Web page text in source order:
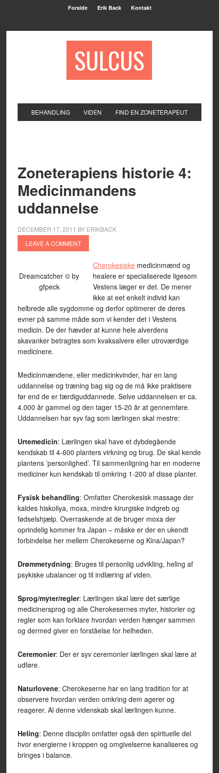
Forside Erik Back Kontakt
SULCUS
BEHANDLING VIDEN FIND EN ZONETERAPEUT
Zoneterapiens historie 4:
Medicinmandens
uddannelse
DECEMBER 17, 2011 BY ERIKBACK
LEAVE A COMMENT
Dreamcatcher © by
gfpeck
Cherokesiske medicinmænd og
healere er specialiserede ligesom
Vestens læger er det. De mener
ikke at eet enkelt individ kan
helbrede alle sygdomme og derfor optimerer de deres
evner på samme måde som vi kender det i Vestens
medicin. De der hævder at kunne hele alverdens
skavanker betragtes som kvaksalvere eller utroværdige
medicinere.
Medicinmændene, eller medicinkvinder, har en lang
uddannelse og træning bag sig og de må ikke praktisere
før end de er færdiguddannede. Selve uddannelsen er ca.
4.000 år gammel og den tager 15-20 år at gennemføre.
Uddannelsen har syv fag som lærlingen skal mestre:
Urtemedicin: Lærlingen skal have et dybdegående
kendskab til 4-600 planters virkning og brug. De skal kende
plantens ’personlighed’. Til sammenligning har en moderne
mediciner kun kendskab til omkring 1-200 af disse planter.
Fysisk behandling: Omfatter Cherokesisk massage der
kaldes hiskoliya, moxa, mindre kirurgiske indgreb og
fødselshjælp. Overraskende at de bruger moxa der
oprindelig kommer fra Japan – måske er der en ukendt
forbindelse her mellem Cherokeserne og Kina/Japan?
Drømmetydning: Bruges til personlig udvikling, heling af
psykiske ubalancer og til indlæring af viden.
Sprog/myter/regler: Lærlingen skal lære det særlige
medicinersprog og alle Cherokesernes myter, historier og
regler som kan forklare hvordan verden hænger sammen
og dermed giver en forståelse for helheden.
Ceremonier: Der er syv ceremonier lærlingen skal lære at
udføre.
Naturlovene: Cherokeserne har en lang tradition for at
observere hvordan verden omkring dem agerer og
reagerer. Al denne videnskab skal lærlingen kunne.
Heling: Denne disciplin omfatter også den spirituelle del
hvor energierne i kroppen og omgivelserne kanaliseres og
bringes i balance.